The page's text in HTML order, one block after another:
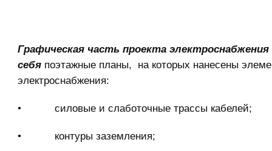
Графическая часть проекта
себя поэтажные планы, на которых нанесены
электроснабжения:
• силовые и слаботочные трассы кабелей;
• контуры заземления;